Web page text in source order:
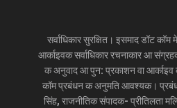
सर्वाधिकार सुरक्षित। इसमाद डॉट
आर्काइवक सर्वाधिकार रचनाकार आ
क अनुवाद आ पुन: प्रकाशन वा
कॉम प्रबंधन क अनुमति आवश्यक।
सिंह, राजनीतिक संपादक- प्रीतिलता